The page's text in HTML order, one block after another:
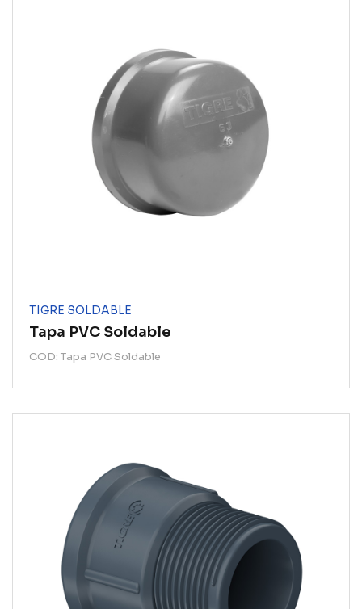
TIGRE SOLDABLE
Tapa PVC Soldable
COD: Tapa PVC Soldable